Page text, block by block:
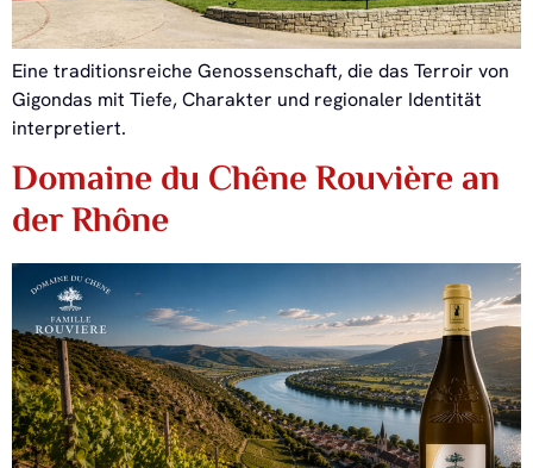
Eine traditionsreiche Genossenschaft, die das Terroir von
Gigondas mit Tiefe, Charakter und regionaler Identität
interpretiert.
Domaine du Chêne Rouvière an
der Rhône